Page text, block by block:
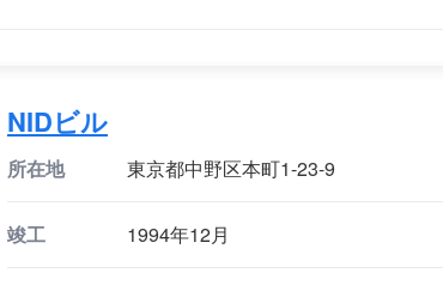
NIDビル
所在地 東京都中野区本町1-23-9
竣工 1994年12月